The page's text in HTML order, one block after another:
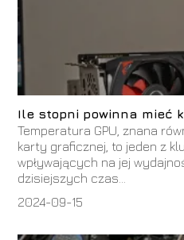
Ile stopni powinna mieć
Temperatura GPU, znana
karty graficznej, to jeden z
wpływających na jej
dzisiejszych czas...
2024-09-15